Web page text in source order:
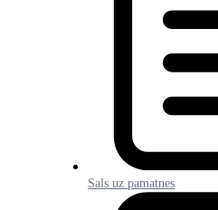
Sals uz pamatnes